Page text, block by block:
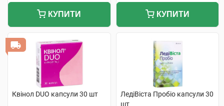
КУПИТИ КУПИТИ
Квінол DUO капсули 30 шт
ЛедіВіста Пробіо капсули 30
шт